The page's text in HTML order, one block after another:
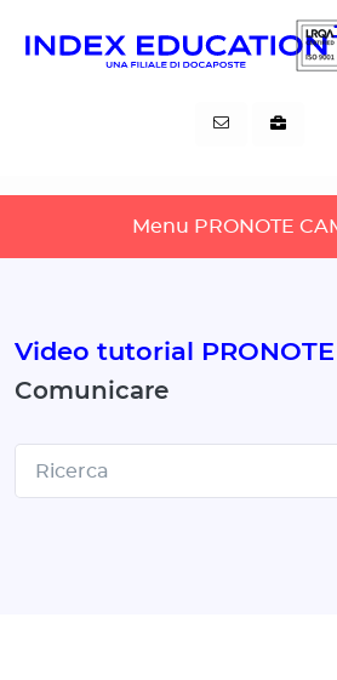
Menu PRONOTE
Video tutorial
Comunicare